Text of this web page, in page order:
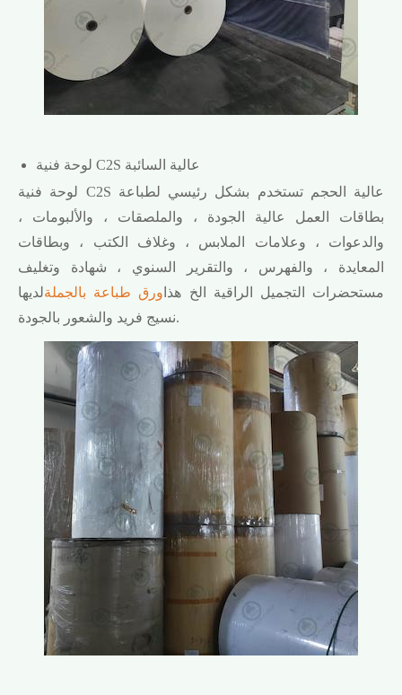
لوحة فنية C2S عالية السائبة
لوحة فنية C2S عالية الحجم تستخدم بشكل رئيسي لطباعة
بطاقات العمل عالية الجودة ، والملصقات ، والألبومات ،
والدعوات ، وعلامات الملابس ، وغلاف الكتب ، وبطاقات
المعايدة ، والفهرس ، والتقرير السنوي ، شهادة وتغليف
مستحضرات التجميل الراقية الخ هذا ورق طباعة بالجملةلديها
نسيج فريد والشعور بالجودة.